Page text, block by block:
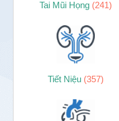
Tai Mũi Họng (241)
Tiết Niệu (357)